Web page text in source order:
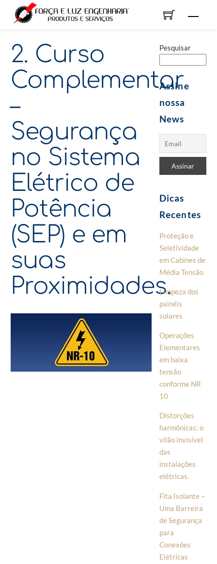
2. Curso
Complementar
–
Segurança
no Sistema
Elétrico de
Potência
(SEP) e em
suas
Proximidades.
Pesquisar
Assine
nossa
News
Dicas
Recentes
Proteção e
Seletividade
em Cabines de
Média Tensão
Limpeza dos
painéis
solares
Operações
Elementares
em baixa
tensão
conforme NR
10
Distorções
harmônicas: o
vilão invisível
das
instalações
elétricas.
Fita Isolante –
Uma Barreira
de Segurança
para
Conexões
Elétricas